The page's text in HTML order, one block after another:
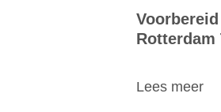
Rotterdam
Lees meer